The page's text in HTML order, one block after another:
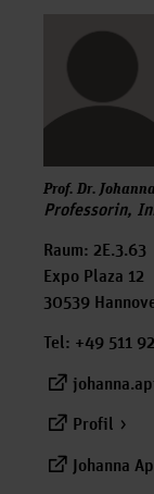
Prof. Dr.
Professorin,
Raum: 2E.3.63
Expo Plaza 12
30539
Tel: +49 511
Profil
Johanna